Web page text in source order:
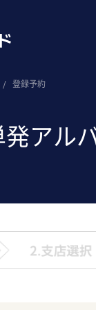
/ 登録予約
発アル